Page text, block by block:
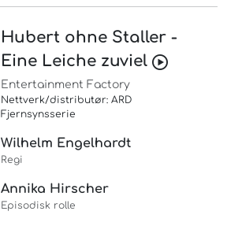
Hubert ohne Staller -
Eine Leiche zuviel
Entertainment Factory
Nettverk/distributør: ARD
Fjernsynsserie
Wilhelm Engelhardt
Regi
Annika Hirscher
Episodisk rolle